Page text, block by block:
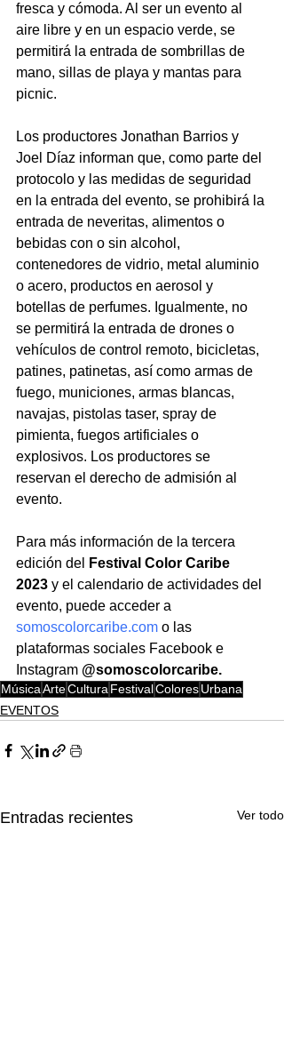
fresca y cómoda. Al ser un evento al
aire libre y en un espacio verde, se
permitirá la entrada de sombrillas de
mano, sillas de playa y mantas para
picnic.
Los productores Jonathan Barrios y
Joel Díaz informan que, como parte del
protocolo y las medidas de seguridad
en la entrada del evento, se prohibirá la
entrada de neveritas, alimentos o
bebidas con o sin alcohol,
contenedores de vidrio, metal aluminio
o acero, productos en aerosol y
botellas de perfumes. Igualmente, no
se permitirá la entrada de drones o
vehículos de control remoto, bicicletas,
patines, patinetas, así como armas de
fuego, municiones, armas blancas,
navajas, pistolas taser, spray de
pimienta, fuegos artificiales o
explosivos. Los productores se
reservan el derecho de admisión al
evento.
Para más información de la tercera
edición del
Festival Color Caribe
2023 y el calendario de actividades del
evento, puede acceder a
somoscolorcaribe.com o las
plataformas sociales Facebook e
Instagram @somoscolorcaribe.
MúsicaArteCulturaFestivalColoresUrbana
EVENTOS
Entradas recientes Ver todo